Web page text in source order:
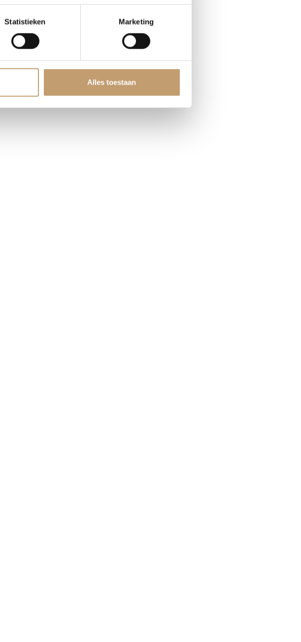
Statistieken Marketing
Alles toestaan